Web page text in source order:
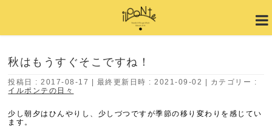
秋はもうすぐそこですね！
投稿日 : 2017-08-17 最終更新日時 : 2021-09-02
カテゴリー :
イルポンテの日々
少し朝夕はひんやりし、少しづつですが季節の移り変わりを感じてい
ます。